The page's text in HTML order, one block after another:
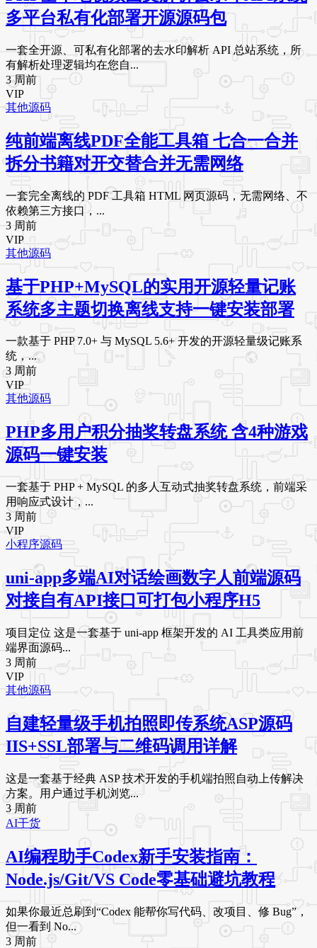
多平台私有化部署开源源码包
一套全开源、可私有化部署的去水印解析 API 总站系统，所
有解析处理逻辑均在您自...
3 周前
VIP
其他源码
纯前端离线PDF全能工具箱 七合一合并
拆分书籍对开交替合并无需网络
一套完全离线的 PDF 工具箱 HTML 网页源码，无需网络、不
依赖第三方接口，...
3 周前
VIP
其他源码
基于PHP+MySQL的实用开源轻量记账
系统多主题切换离线支持一键安装部署
一款基于 PHP 7.0+ 与 MySQL 5.6+ 开发的开源轻量级记账系
统，...
3 周前
VIP
其他源码
PHP多用户积分抽奖转盘系统 含4种游戏
源码一键安装
一套基于 PHP + MySQL 的多人互动式抽奖转盘系统，前端采
用响应式设计，...
3 周前
VIP
小程序源码
uni-app多端AI对话绘画数字人前端源码
对接自有API接口可打包小程序H5
项目定位 这是一套基于 uni-app 框架开发的 AI 工具类应用前
端界面源码...
3 周前
VIP
其他源码
自建轻量级手机拍照即传系统ASP源码
IIS+SSL部署与二维码调用详解
这是一套基于经典 ASP 技术开发的手机端拍照自动上传解决
方案。用户通过手机浏览...
3 周前
AI干货
AI编程助手Codex新手安装指南：
Node.js/Git/VS Code零基础避坑教程
如果你最近总刷到“Codex 能帮你写代码、改项目、修 Bug”，
但一看到 No...
3 周前